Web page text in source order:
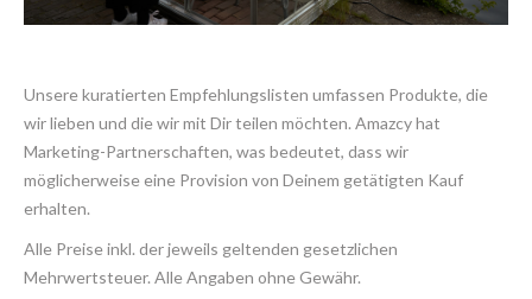
Unsere kuratierten Empfehlungslisten umfassen Produkte, die
wir lieben und die wir mit Dir teilen möchten. Amazcy hat
Marketing-Partnerschaften, was bedeutet, dass wir
möglicherweise eine Provision von Deinem getätigten Kauf
erhalten.
Alle Preise inkl. der jeweils geltenden gesetzlichen
Mehrwertsteuer. Alle Angaben ohne Gewähr.